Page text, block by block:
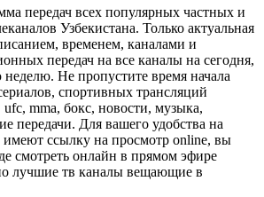
передач всех популярных частных и
Узбекистана. Только актуальная
временем, каналами и
передач на все каналы на сегодня,
Не пропустите время начала
спортивных трансляций
ufc, mma, бокс, новости, музыка,
передачи. Для вашего удобства на
имеют ссылку на просмотр online, вы
смотреть онлайн в прямом эфире
лучшие тв каналы вещающие в